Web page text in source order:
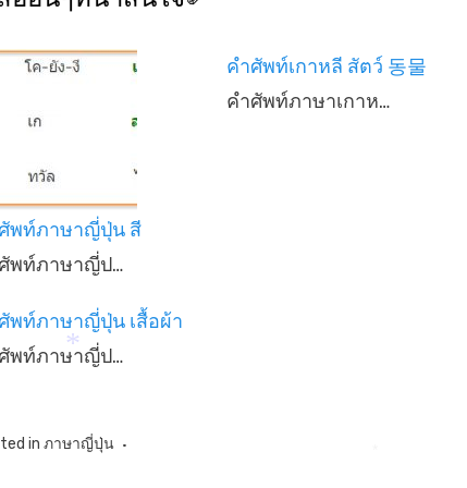
คำศัพท์เกาหลี สัตว์ 동물
คำศัพท์ภาษาเกาห…
พท์ภาษาญี่ปุ่น สี
พท์ภาษาญี่ป…
พท์ภาษาญี่ปุ่น เสื้อผ้า
พท์ภาษาญี่ป…
in ภาษาญี่ปุ่น